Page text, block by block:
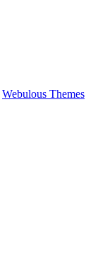
Webulous Themes